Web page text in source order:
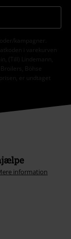
kampagner.
i varekurven
(Till) Lindemann,
Böhse
er undtaget
information